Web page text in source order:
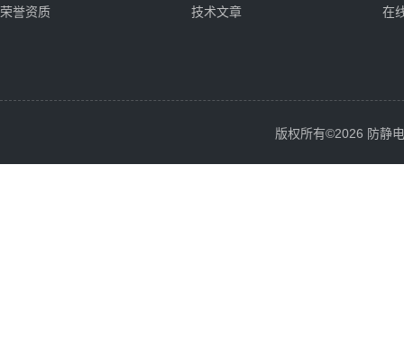
荣誉资质
技术文章
在
版权所有©2026 防静